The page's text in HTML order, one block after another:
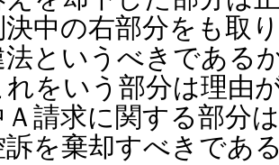
決中の右部分をも取
法というべきである
れをいう部分は理由
Ａ請求に関する部分
訴を棄却すべきであ